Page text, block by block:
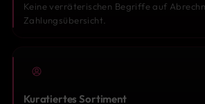
Keine verräterischen Begriffe auf
Zahlungsübersicht.
Kuratiertes Sortiment